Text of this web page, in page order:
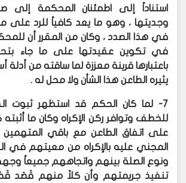
استناداً إلى اطمئنان المحكمة إلى
وجديتها ، وهو ما يعد كافياً للرد على ما
في هذا الصدد ، وكان من المقرر أن
في تكوين عقيدتها على ما جاء
باعتبارها قرينة معززة لما ساقته من أدلة
يثيره الطاعن هذا الشأن ولا محل له .
7- لما كان الحكم قد استظهر ثبوت
للخطف وتوافر ركن الإكراه وكان ما أثبته
على اتفاق الطاعن مع باقي
المجني عليه بالإكراه من معيتهم في
ونوع الصلة بينهم واتجاههم جميعاً
تنفيذ جريمتهم وأن كلاً منهم قَصَد